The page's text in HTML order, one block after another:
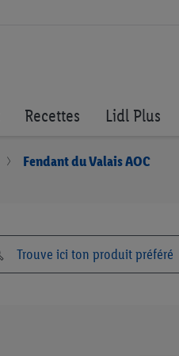
Recettes Lidl Plus
Fendant du Valais AOC